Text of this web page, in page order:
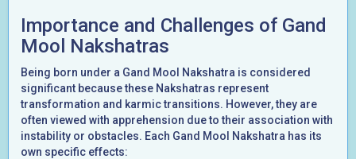
Importance and Challenges of Gand
Mool Nakshatras
Being born under a Gand Mool Nakshatra is considered
significant because these Nakshatras represent
transformation and karmic transitions. However, they are
often viewed with apprehension due to their association with
instability or obstacles. Each Gand Mool Nakshatra has its
own specific effects: